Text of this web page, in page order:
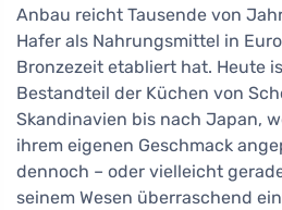
Anbau reicht Tausende von
Hafer als Nahrungsmittel in
Bronzezeit etabliert hat. Heute
Bestandteil der Küchen von
Skandinavien bis nach Japan,
ihrem eigenen Geschmack
dennoch – oder vielleicht
seinem Wesen überraschend